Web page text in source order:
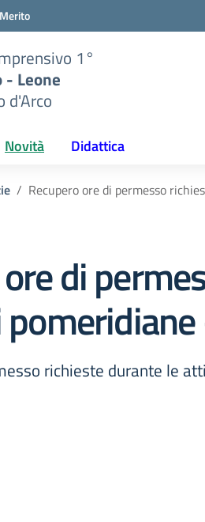
1°
- Leone
d'Arco
Novità Didattica
Recupero ore di permesso
di
richieste durante le